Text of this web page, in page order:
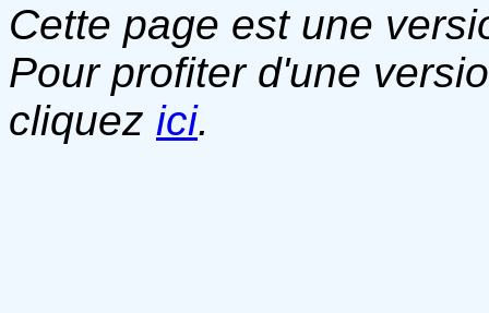
Cette page est une
Pour profiter d'une
cliquez ici.